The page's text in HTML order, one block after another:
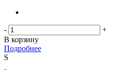
-
+
В корзину
Подробнее
S